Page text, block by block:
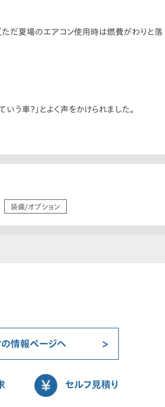
ただ夏場のエアコン使用時は燃費がわりと落
う車？」とよく声をかけられました。
装備/オプション
情報ページへ
セルフ見積り